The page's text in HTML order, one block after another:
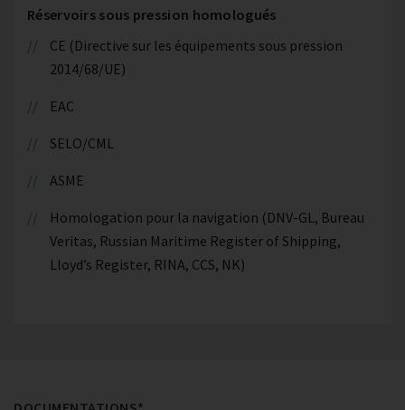
Réservoirs sous pression homologués
CE (Directive sur les équipements sous pression
2014/68/UE)
EAC
SELO/CML
ASME
Homologation pour la navigation (DNV-GL, Bureau
Veritas, Russian Maritime Register of Shipping,
Lloyd’s Register, RINA, CCS, NK)